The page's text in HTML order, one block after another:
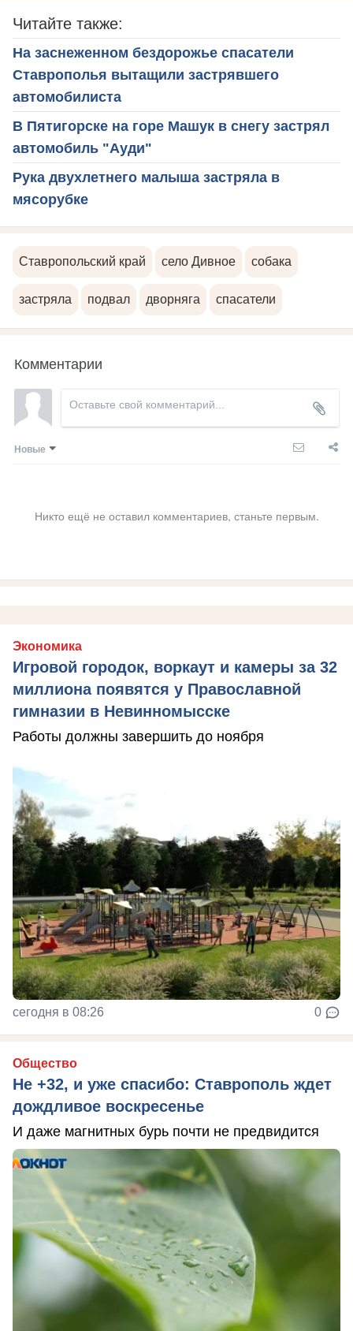
Читайте также:
На заснеженном бездорожье спасатели
Ставрополья вытащили застрявшего
автомобилиста
В Пятигорске на горе Машук в снегу застрял
автомобиль "Ауди"
Рука двухлетнего малыша застряла в
мясорубке
Ставропольский край село Дивное собака
застряла подвал дворняга спасатели
Комментарии
Новые
Никто ещё не оставил комментариев, станьте первым.
Экономика
Игровой городок, воркаут и камеры за 32
миллиона появятся у Православной
гимназии в Невинномысске
Работы должны завершить до ноября
сегодня в 08:26 0
Общество
Не +32, и уже спасибо: Ставрополь ждет
дождливое воскресенье
И даже магнитных бурь почти не предвидится